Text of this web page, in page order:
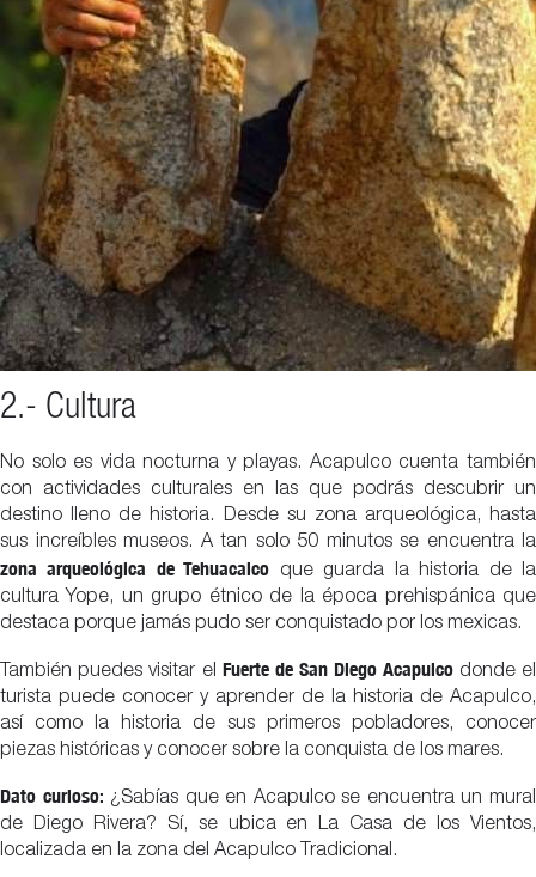
2.- Cultura
No solo es vida nocturna y playas. Acapulco cuenta también
con actividades culturales en las que podrás descubrir un
destino lleno de historia. Desde su zona arqueológica, hasta
sus increíbles museos. A tan solo 50 minutos se encuentra la
zona arqueológica de Tehuacalco que guarda la historia de la
cultura Yope, un grupo étnico de la época prehispánica que
destaca porque jamás pudo ser conquistado por los mexicas.
También puedes visitar el Fuerte de San Diego Acapulcodonde el
turista puede conocer y aprender de la historia de Acapulco,
así como la historia de sus primeros pobladores, conocer
piezas históricas y conocer sobre la conquista de los mares.
Dato curioso: ¿Sabías que en Acapulco se encuentra un mural
de Diego Rivera? Sí, se ubica en La Casa de los Vientos,
localizada en la zona del Acapulco Tradicional.